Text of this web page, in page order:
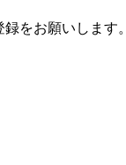
をお願いします。